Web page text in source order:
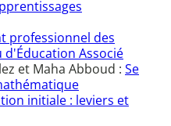
professionnel des
d'Éducation Associé
et Maha Abboud : Se
initiale : leviers et